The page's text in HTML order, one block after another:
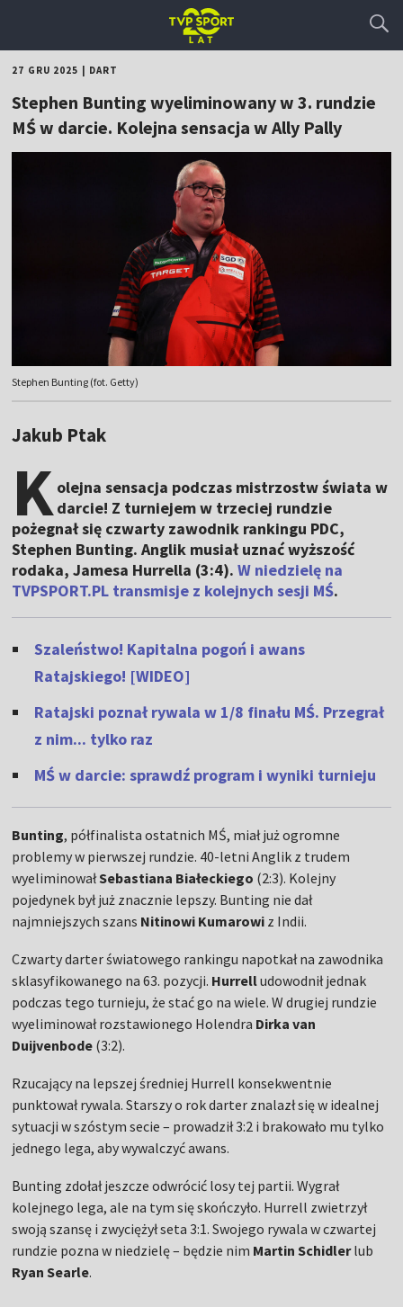
27 GRU 2025 DART
Stephen Bunting wyeliminowany w 3. rundzie
MŚ w darcie. Kolejna sensacja w Ally Pally
Stephen Bunting (fot. Getty)
Jakub Ptak
Kolejna sensacja podczas mistrzostw świata w
darcie! Z turniejem w trzeciej rundzie
pożegnał się czwarty zawodnik rankingu PDC,
Stephen Bunting. Anglik musiał uznać wyższość
rodaka, Jamesa Hurrella (3:4).W niedzielę na
TVPSPORT.PL transmisje z kolejnych sesji MŚ.
Szaleństwo! Kapitalna pogoń i awans
Ratajskiego! [WIDEO]
Ratajski poznał rywala w 1/8 finału MŚ. Przegrał
z nim... tylko raz
MŚ w darcie: sprawdź program i wyniki turnieju
Bunting, półfinalista ostatnich MŚ, miał już ogromne
problemy w pierwszej rundzie. 40-letni Anglik z trudem
wyeliminowałSebastiana Białeckiego (2:3). Kolejny
pojedynek był już znacznie lepszy. Bunting nie dał
najmniejszych szans Nitinowi Kumarowi z Indii.
Czwarty darter światowego rankingu napotkał na zawodnika
sklasyfikowanego na 63. pozycji. Hurrelludowodnił jednak
podczas tego turnieju, że stać go na wiele. W drugiej rundzie
wyeliminował rozstawionego Holendra Dirka van
Duijvenbode (3:2).
Rzucający na lepszej średniej Hurrell konsekwentnie
punktował rywala. Starszy o rok darter znalazł się w idealnej
sytuacji w szóstym secie – prowadził 3:2 i brakowało mu tylko
jednego lega, aby wywalczyć awans.
Bunting zdołał jeszcze odwrócić losy tej partii. Wygrał
kolejnego lega, ale na tym się skończyło. Hurrell zwietrzył
swoją szansę i zwyciężył seta 3:1. Swojego rywala w czwartej
rundzie pozna w niedzielę – będzie nim Martin Schidlerlub
Ryan Searle.